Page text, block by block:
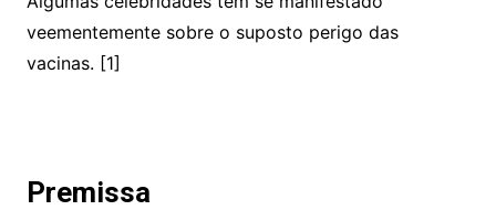
veementemente sobre o suposto perigo das
vacinas. [1]
Premissa